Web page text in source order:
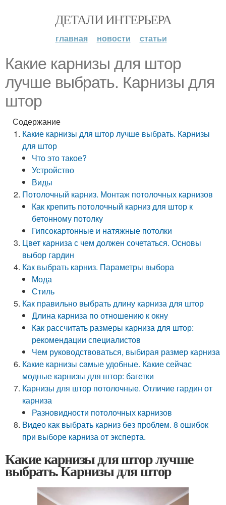
ДЕТАЛИ ИНТЕРЬЕРА
главная новости статьи
Какие карнизы для штор
лучше выбрать. Карнизы для
штор
Содержание
Какие карнизы для штор лучше выбрать. Карнизы
для штор
Что это такое?
Устройство
Виды
Потолочный карниз. Монтаж потолочных карнизов
Как крепить потолочный карниз для штор к
бетонному потолку
Гипсокартонные и натяжные потолки
Цвет карниза с чем должен сочетаться. Основы
выбор гардин
Как выбрать карниз. Параметры выбора
Мода
Стиль
Как правильно выбрать длину карниза для штор
Длина карниза по отношению к окну
Как рассчитать размеры карниза для штор:
рекомендации специалистов
Чем руководствоваться, выбирая размер карниза
Какие карнизы самые удобные. Какие сейчас
модные карнизы для штор: багетки
Карнизы для штор потолочные. Отличие гардин от
карниза
Разновидности потолочных карнизов
Видео как выбрать карниз без проблем. 8 ошибок
при выборе карниза от эксперта.
Какие карнизы для штор лучше
выбрать. Карнизы для штор